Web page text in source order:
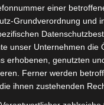
einer
Grundverordnung und
unser Unternehmen die
erhobenen, genutzten
Ferner werden
ihnen zustehenden